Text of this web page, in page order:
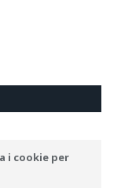
i cookie per